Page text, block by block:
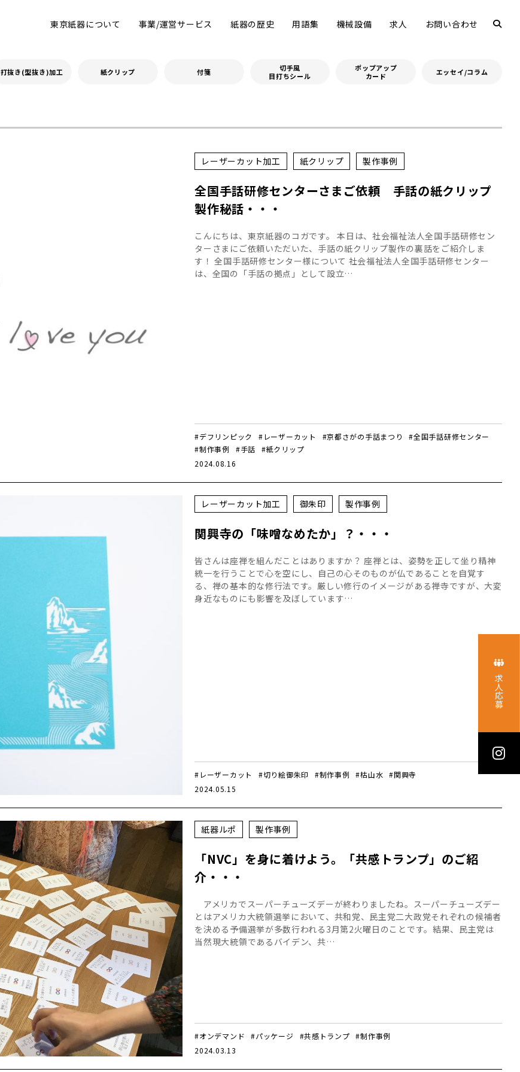
求人応募
東京紙器について 事業/運営サービス 紙器の歴史 用語集 機械設備 求人 お問い合わせ
打抜き(型抜き)加工 紙クリップ 付箋
切手風
目打ちシール
ポップアップ
カード
エッセイ/コラム
レーザーカット加工 紙クリップ 製作事例
全国手話研修センターさまご依頼 手話の紙クリップ
製作秘話・・・
こんにちは、東京紙器のコガです。 本日は、社会福祉法人全国手話研修セン
ターさまにご依頼いただいた、手話の紙クリップ製作の裏話をご紹介しま
す！ 全国手話研修センター様について 社会福祉法人全国手話研修センター
は、全国の「手話の拠点」として設立…
#デフリンピック #レーザーカット #京都さがの手話まつり
#全国手話研修センター
#制作事例
#手話
#紙クリップ
2024.08.16
レーザーカット加工 御朱印 製作事例
関興寺の「味噌なめたか」？・・・
皆さんは座禅を組んだことはありますか？ 座禅とは、姿勢を正して坐り精神
統一を行うことで心を空にし、自己の心そのものが仏であることを自覚す
る、禅の基本的な修行法です。厳しい修行のイメージがある禅寺ですが、大変
身近なものにも影響を及ぼしています…
#レーザーカット #切り絵御朱印 #制作事例 #枯山水
#関興寺
2024.05.15
紙器ルポ 製作事例
「NVC」を身に着けよう。「共感トランプ」のご紹
介・・・
アメリカでスーパーチューズデーが終わりましたね。スーパーチューズデー
とはアメリカ大統領選挙において、共和党、民主党二大政党それぞれの候補者
を決める予備選挙が多数行われる3月第2火曜日のことです。結果、民主党は
当然現大統領であるバイデン、共…
#オンデマンド #パッケージ #共感トランプ
#制作事例
2024.03.13